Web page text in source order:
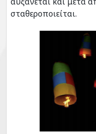
σταθεροποιείται.